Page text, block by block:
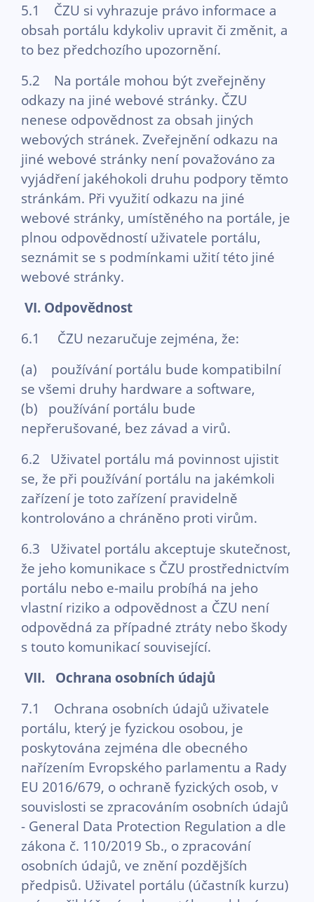
5.1 ČZU si vyhrazuje právo informace a
obsah portálu kdykoliv upravit či změnit, a
to bez předchozího upozornění.
5.2 Na portále mohou být zveřejněny
odkazy na jiné webové stránky. ČZU
nenese odpovědnost za obsah jiných
webových stránek. Zveřejnění odkazu na
jiné webové stránky není považováno za
vyjádření jakéhokoli druhu podpory těmto
stránkám. Při využití odkazu na jiné
webové stránky, umístěného na portále, je
plnou odpovědností uživatele portálu,
seznámit se s podmínkami užití této jiné
webové stránky.
VI. Odpovědnost
6.1 ČZU nezaručuje zejména, že:
(a) používání portálu bude kompatibilní
se všemi druhy hardware a software,
(b) používání portálu bude
nepřerušované, bez závad a virů.
6.2 Uživatel portálu má povinnost ujistit
se, že při používání portálu na jakémkoli
zařízení je toto zařízení pravidelně
kontrolováno a chráněno proti virům.
6.3 Uživatel portálu akceptuje skutečnost,
že jeho komunikace s ČZU prostřednictvím
portálu nebo e-mailu probíhá na jeho
vlastní riziko a odpovědnost a ČZU není
odpovědná za případné ztráty nebo škody
s touto komunikací související.
VII. Ochrana osobních údajů
7.1 Ochrana osobních údajů uživatele
portálu, který je fyzickou osobou, je
poskytována zejména dle obecného
nařízením Evropského parlamentu a Rady
EU 2016/679, o ochraně fyzických osob, v
souvislosti se zpracováním osobních údajů
- General Data Protection Regulation a dle
zákona č. 110/2019 Sb., o zpracování
osobních údajů, ve znění pozdějších
předpisů. Uživatel portálu (účastník kurzu)